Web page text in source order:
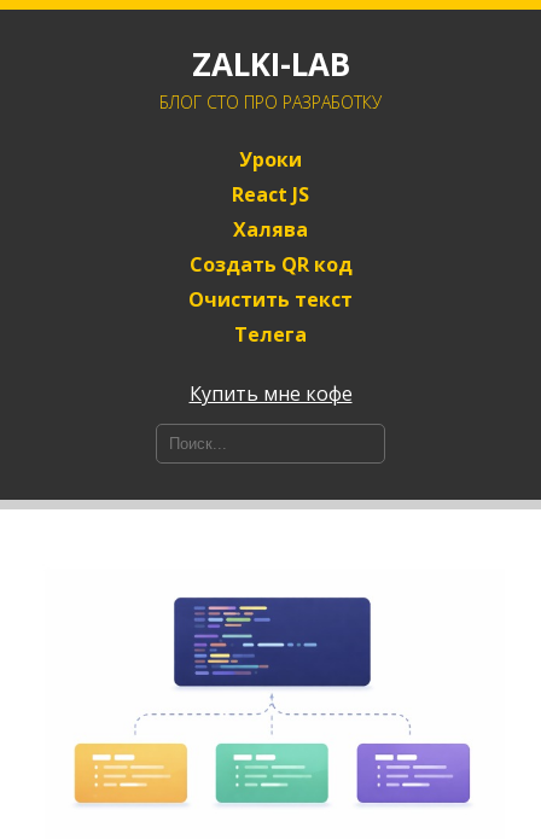
ZALKI-LAB
БЛОГ CTO ПРО РАЗРАБОТКУ
Уроки
React JS
Халява
Создать QR код
Очистить текст
Телега
Купить мне кофе